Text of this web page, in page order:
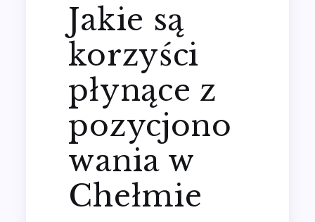
Jakie są
korzyści
płynące z
pozycjono
wania w
Chełmie